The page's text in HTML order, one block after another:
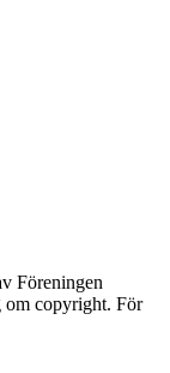
Föreningen
om copyright. För